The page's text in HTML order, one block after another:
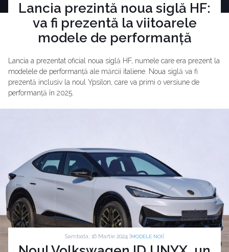
Lancia prezintă noua siglă HF:
va fi prezentă la viitoarele
modele de performanță
Lancia a prezentat oficial noua siglă HF, numele care era prezent la
modelele de performanță ale mărcii italiene. Noua siglă va fi
prezentă inclusiv la noul Ypsilon, care va primi o versiune de
performanță în 2025.
Sambata, 16 Martie 2024 | MODELE NOI